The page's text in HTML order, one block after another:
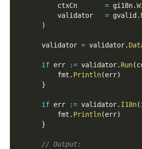
          ctxCn
= gi18n.
          validator
= gvalid .
)
      validator
= validator.
if err := validator. Run(
          fmt
. Println(err)
}
if err := validator. I18n(
          fmt
. Println(err)
}
// Output: